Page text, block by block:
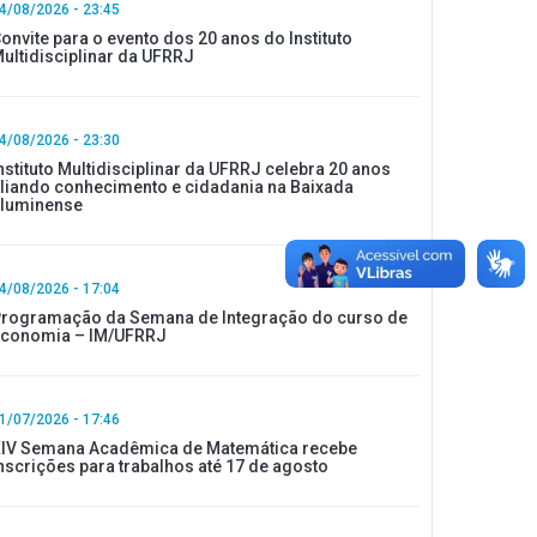
08/2026 - 23:45
para o evento dos 20 anos do Instituto
da UFRRJ
08/2026 - 23:30
Multidisciplinar da UFRRJ celebra 20 anos
conhecimento e cidadania na Baixada
08/2026 - 17:04
da Semana de Integração do curso de
– IM/UFRRJ
07/2026 - 17:46
Semana Acadêmica de Matemática recebe
para trabalhos até 17 de agosto